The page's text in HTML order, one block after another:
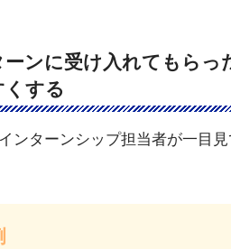
ーンに受け入れてもらっ
くする
ンターンシップ担当者が一目